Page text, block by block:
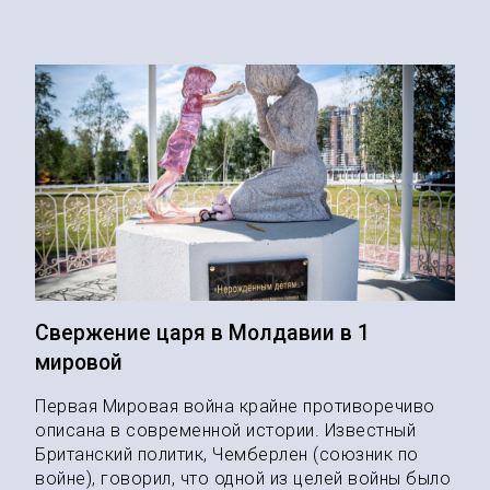
Свержение царя в Молдавии в 1
мировой
Первая Мировая война крайне противоречиво
описана в современной истории. Известный
Британский политик, Чемберлен (союзник по
войне), говорил, что одной из целей войны было